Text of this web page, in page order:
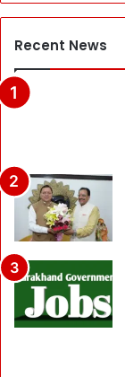
Recent News